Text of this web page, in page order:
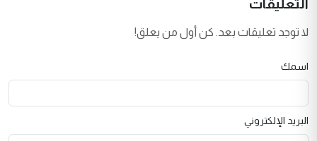
التعليقات
لا توجد تعليقات بعد. كن أول من يعلق!
اسمك
البريد الإلكتروني